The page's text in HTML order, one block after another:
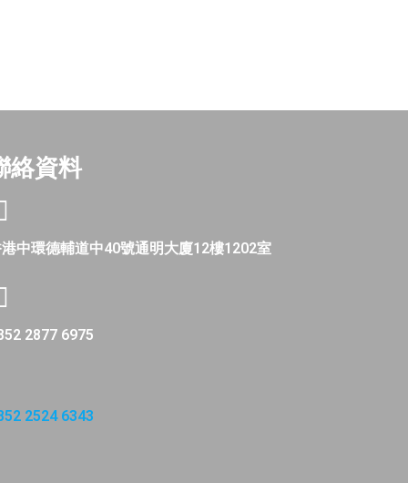
絡資料
中環德輔道中40號通明大廈12樓1202室
2877 6975
2524 6343